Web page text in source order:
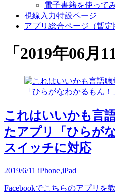
電子書籍を使って
視線入力特設ページ
アプリ総合ページ（暫定
「 2019年06月
これはいいかも言
たアプリ「ひらが
スイッチに対応
2019/6/11 iPhone,iPad
Facebookでこちらのアプリを